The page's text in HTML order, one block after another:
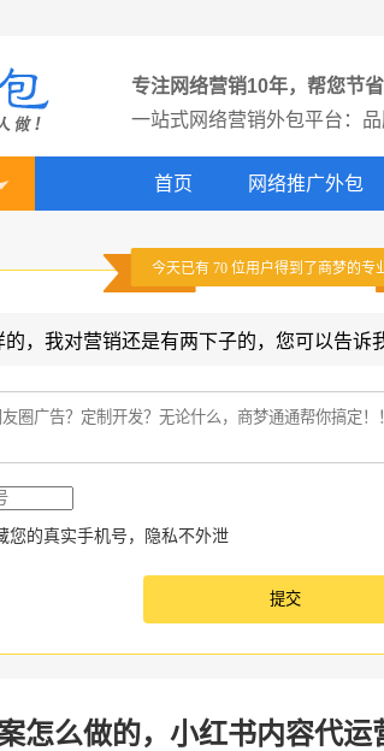
专注网络营销10年，帮您节省
一站式网络营销外包平台：
首页 网络推广外包
今天已有 70位用户得到了商梦的专
的，我对营销还是有两下子的，您可以告诉
您的真实手机号，隐私不外泄
怎么做的，小红书内容代运